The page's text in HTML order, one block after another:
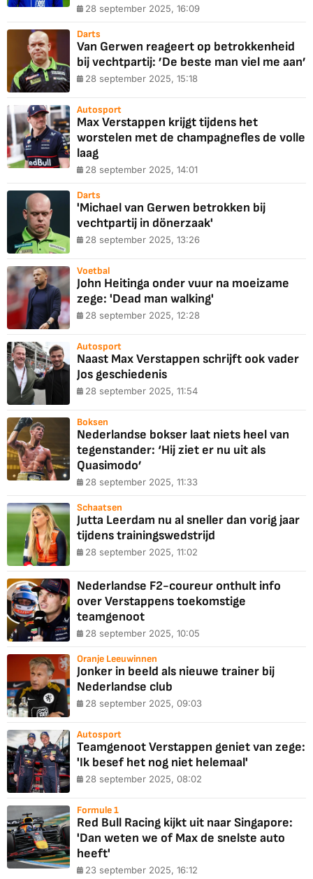
28 september 2025, 16:09
Darts
Van Gerwen reageert op betrokkenheid
bij vechtpartij: ’De beste man viel me aan’
28 september 2025, 15:18
Autosport
Max Verstappen krijgt tijdens het
worstelen met de champagnefles de volle
laag
28 september 2025, 14:01
Darts
'Michael van Gerwen betrokken bij
vechtpartij in dönerzaak'
28 september 2025, 13:26
Voetbal
John Heitinga onder vuur na moeizame
zege: 'Dead man walking'
28 september 2025, 12:28
Autosport
Naast Max Verstappen schrijft ook vader
Jos geschiedenis
28 september 2025, 11:54
Boksen
Nederlandse bokser laat niets heel van
tegenstander: ‘Hij ziet er nu uit als
Quasimodo’
28 september 2025, 11:33
Schaatsen
Jutta Leerdam nu al sneller dan vorig jaar
tijdens trainingswedstrijd
28 september 2025, 11:02
Nederlandse F2-coureur onthult info
over Verstappens toekomstige
teamgenoot
28 september 2025, 10:05
Oranje Leeuwinnen
Jonker in beeld als nieuwe trainer bij
Nederlandse club
28 september 2025, 09:03
Autosport
Teamgenoot Verstappen geniet van zege:
'Ik besef het nog niet helemaal'
28 september 2025, 08:02
Formule 1
Red Bull Racing kijkt uit naar Singapore:
'Dan weten we of Max de snelste auto
heeft'
23 september 2025, 16:12